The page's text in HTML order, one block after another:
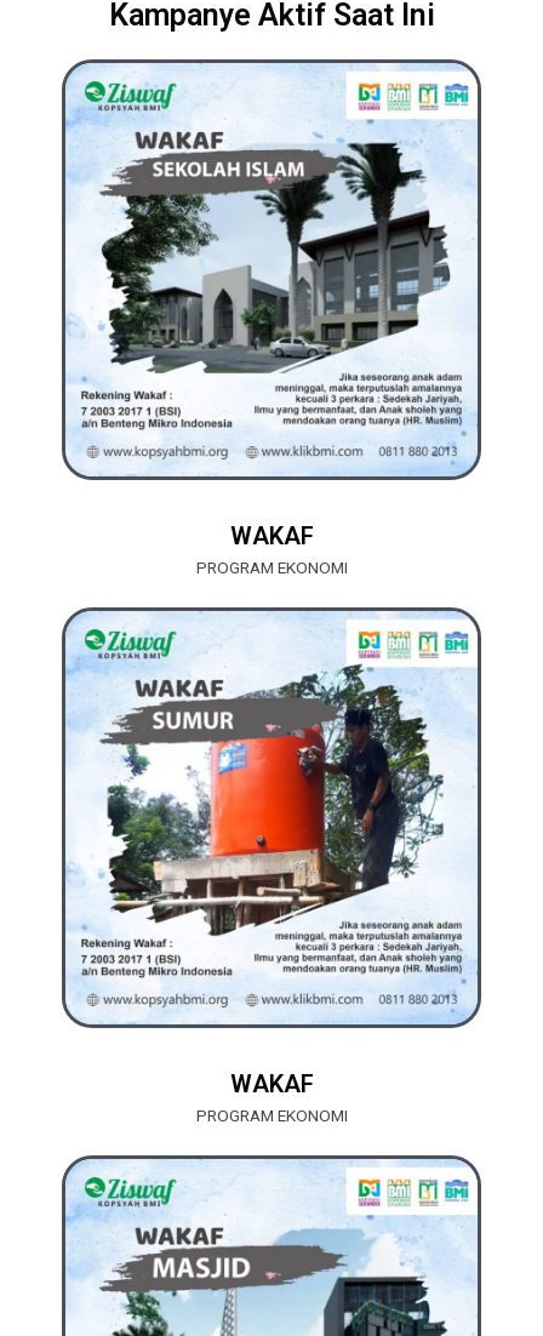
Kampanye Aktif Saat Ini
WAKAF
PROGRAM EKONOMI
WAKAF
PROGRAM EKONOMI